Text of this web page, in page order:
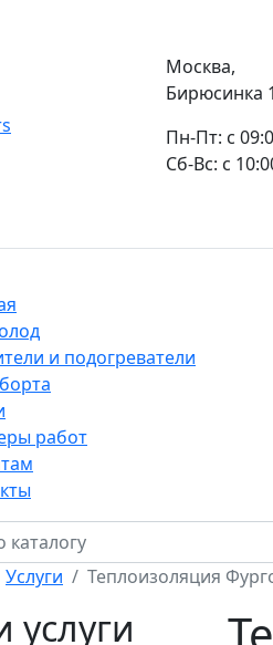
Москва,
Бирюсинка
Пн-Пт: с
Сб-Вс: с
и подогреватели
работ
Услуги Теплоизоляция